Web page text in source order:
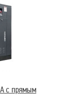
с прямым